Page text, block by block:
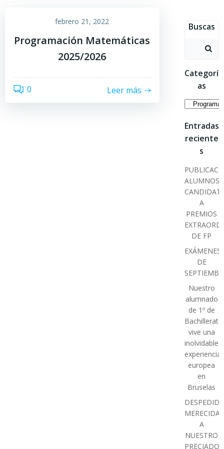
febrero 21, 2022
Programación Matemáticas
2025/2026
0 Leer más
Buscas
Buscar:
Categorí
as
Entradas
reciente
s
ALUMNOS
A
PREMIOS
DE FP
EXÁMENES
DE
Nuestro
alumnado
de 1º de
Bachillerato
vive una
inolvidable
experiencia
europea
en
Bruselas
DESPEDIDA
MERECIDA
A
NUESTRO
PRECIADO